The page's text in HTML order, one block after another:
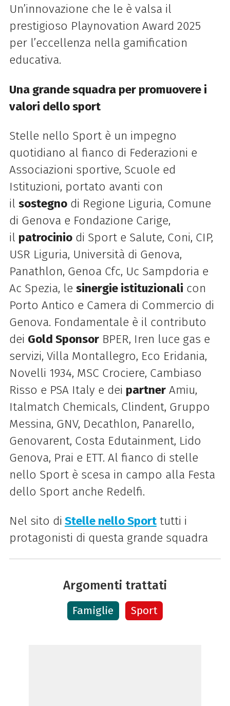
Un’innovazione che le è valsa il
prestigioso Playnovation Award 2025
per l’eccellenza nella gamification
educativa.
Una grande squadra per promuovere i
valori dello sport
Stelle nello Sport è un impegno
quotidiano al fianco di Federazioni e
Associazioni sportive, Scuole ed
Istituzioni, portato avanti con
il sostegnodi Regione Liguria, Comune
di Genova e Fondazione Carige,
il patrociniodi Sport e Salute, Coni, CIP,
USR Liguria, Università di Genova,
Panathlon, Genoa Cfc, Uc Sampdoria e
Ac Spezia, le sinergie istituzionali con
Porto Antico e Camera di Commercio di
Genova. Fondamentale è il contributo
dei Gold SponsorBPER, Iren luce gas e
servizi, Villa Montallegro, Eco Eridania,
Novelli 1934, MSC Crociere, Cambiaso
Risso e PSA Italy e dei partnerAmiu,
Italmatch Chemicals, Clindent, Gruppo
Messina, GNV, Decathlon, Panarello,
Genovarent, Costa Edutainment, Lido
Genova, Prai e ETT. Al fianco di stelle
nello Sport è scesa in campo alla Festa
dello Sport anche Redelfi.
Nel sito di Stelle nello Sport tutti i
protagonisti di questa grande squadra
Argomenti trattati
Famiglie Sport